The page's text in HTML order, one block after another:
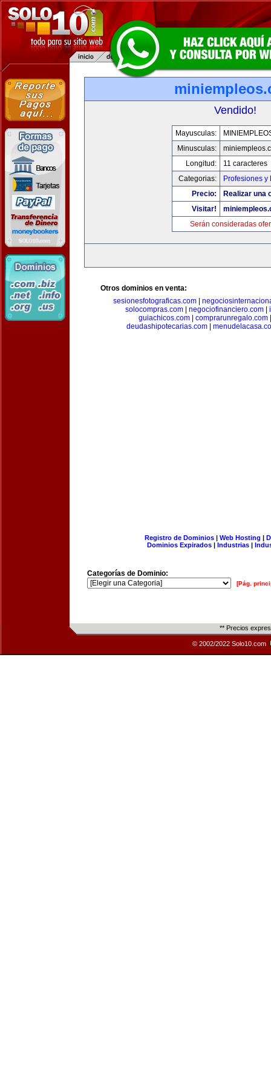
Vendido!
Mayusculas:
Minusculas:
Longitud:
11 caracteres
Categorias:
Profesiones y
Precio:
Realizar una
Visitar!
Serán consideradas
Otros dominios en venta:
sesionesfotograficas.com
solocompras.com| negociofinanciero.com|
guiachicos.com
comprarunregalo.com
deudashipotecarias.com|
Registro de Dominios| Web Hosting |
Dominios Expirados | Industrias |
Categorías de Dominio:
[Pág.
** Precios
© 2002/2022 Solo10.com